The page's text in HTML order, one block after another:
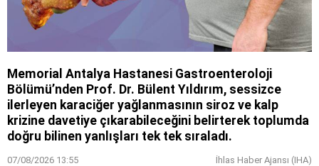
Memorial Antalya Hastanesi Gastroenteroloji
Bölümü’nden Prof. Dr. Bülent Yıldırım, sessizce
ilerleyen karaciğer yağlanmasının siroz ve kalp
krizine davetiye çıkarabileceğini belirterek toplumda
doğru bilinen yanlışları tek tek sıraladı.
07/08/2026 13:55 İhlas Haber Ajansı (IHA)